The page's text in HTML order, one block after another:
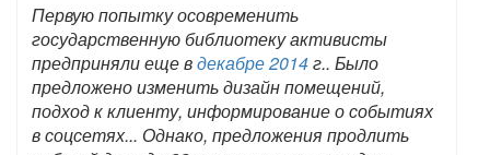
Первую попытку осовременить
государственную библиотеку активисты
предприняли еще вдекабре 2014г.. Было
предложено изменить дизайн помещений,
подход к клиенту, информирование о событиях
в соцсетях... Однако, предложения продлить